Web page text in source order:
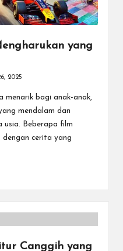
yang
2025
menarik bagi anak-anak,
mendalam dan
usia. Beberapa film
dengan cerita yang
Canggih yang